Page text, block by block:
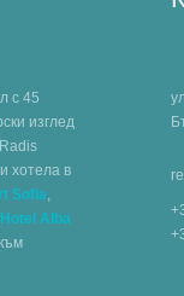
с 45
изглед
хотела в
Sofia,
Hotel Alba